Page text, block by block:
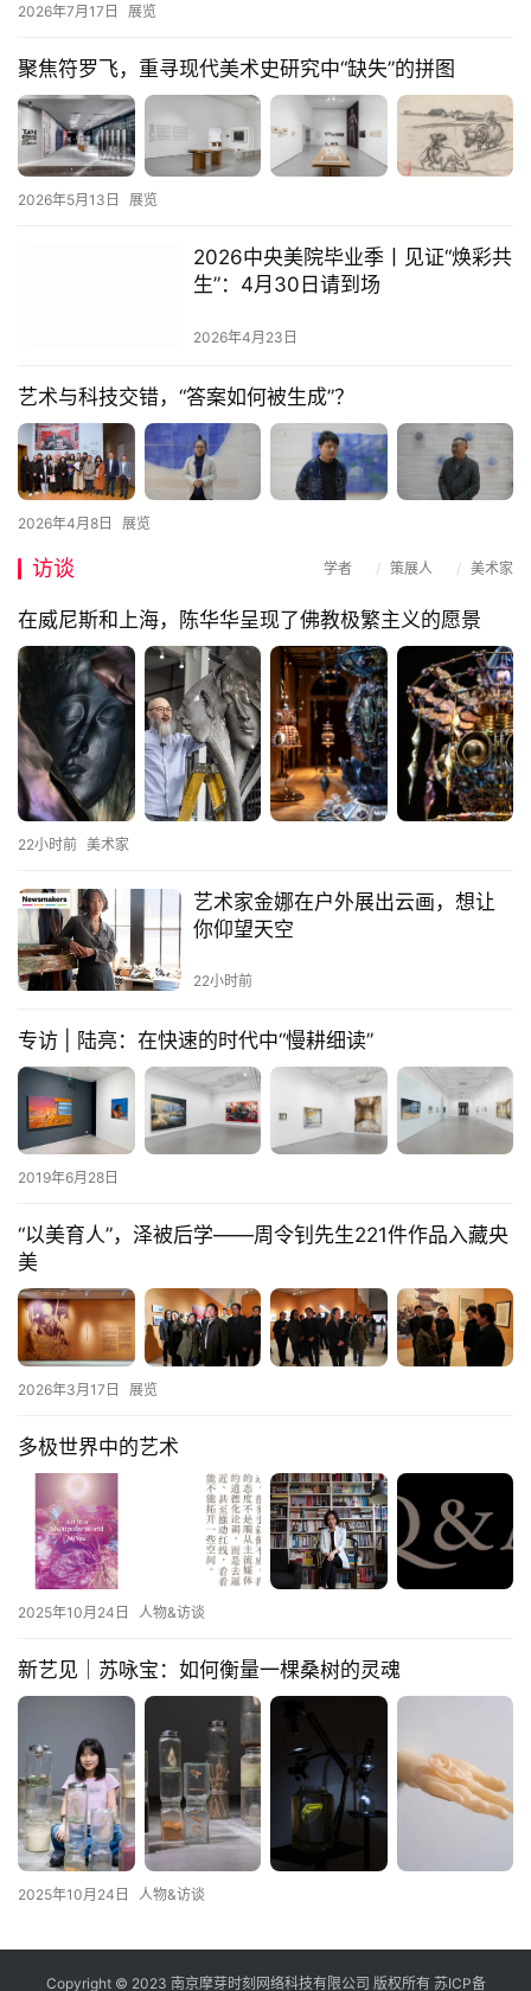
2026年7月17日 展览
聚焦符罗飞，重寻现代美术史研究中“缺失”的拼图
2026年5月13日 展览
2026中央美院毕业季丨见证“焕彩共
生”：4月30日请到场
2026年4月23日
艺术与科技交错，“答案如何被生成”？
2026年4月8日 展览
访谈 学者 / 策展人 / 美术家
在威尼斯和上海，陈华华呈现了佛教极繁主义的愿景
22小时前 美术家
艺术家金娜在户外展出云画，想让
你仰望天空
22小时前
专访 | 陆亮：在快速的时代中“慢耕细读”
2019年6月28日
“以美育人”，泽被后学——周令钊先生221件作品入藏央
美
2026年3月17日 展览
多极世界中的艺术
2025年10月24日 人物&访谈
新艺见｜苏咏宝：如何衡量一棵桑树的灵魂
2025年10月24日 人物&访谈
Copyright © 2023 南京摩芽时刻网络科技有限公司 版权所有 苏ICP备